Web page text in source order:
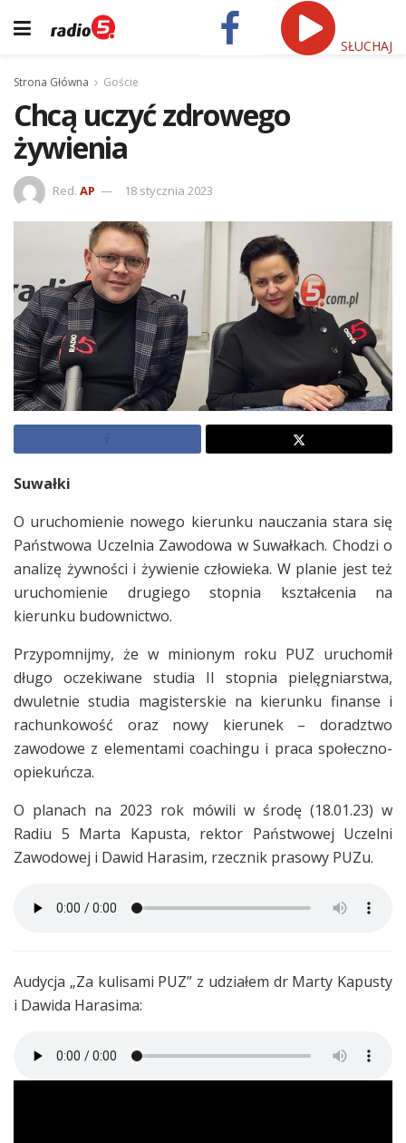
SŁUCHAJ
Strona Główna Goście
Chcą uczyć zdrowego
żywienia
Red. AP 18 stycznia 2023
Suwałki
O uruchomienie nowego kierunku nauczania stara się
Państwowa Uczelnia Zawodowa w Suwałkach. Chodzi o
analizę żywności i żywienie człowieka. W planie jest też
uruchomienie drugiego stopnia kształcenia na
kierunku budownictwo.
Przypomnijmy, że w minionym roku PUZ uruchomił
długo oczekiwane studia II stopnia pielęgniarstwa,
dwuletnie studia magisterskie na kierunku finanse i
rachunkowość oraz nowy kierunek – doradztwo
zawodowe z elementami coachingu i praca społeczno-
opiekuńcza.
O planach na 2023 rok mówili w środę (18.01.23) w
Radiu 5 Marta Kapusta, rektor Państwowej Uczelni
Zawodowej i Dawid Harasim, rzecznik prasowy PUZu.
Audycja „Za kulisami PUZ” z udziałem dr Marty Kapusty
i Dawida Harasima: